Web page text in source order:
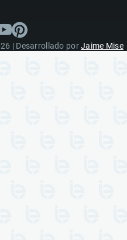
| Desarrollado porJaime Mise